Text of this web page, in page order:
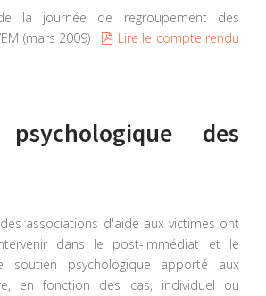
la journée de regroupement des
(mars 2009) :
pdf
Lire le compte rendu
psychologique des
associations d'aide aux victimes ont
dans le post-immédiat et le
soutien psychologique apporté aux
en fonction des cas, individuel ou